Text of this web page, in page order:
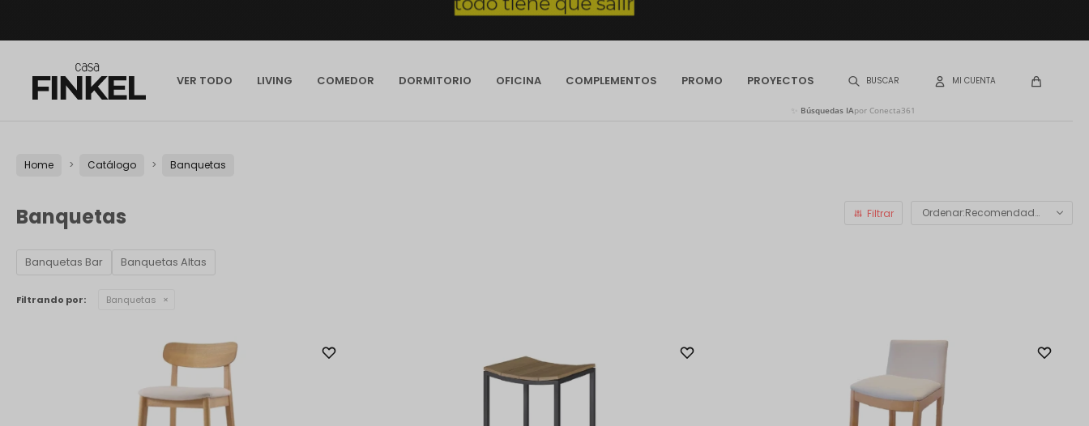
VER TODO LIVING COMEDOR DORMITORIO OFICINA COMPLEMENTOS PROMO PROYECTOS
Búsquedas IApor Conecta361
Home Catálogo Banquetas
Banquetas Recomendados
Banquetas Bar Banquetas Altas
Filtrando por: Banquetas